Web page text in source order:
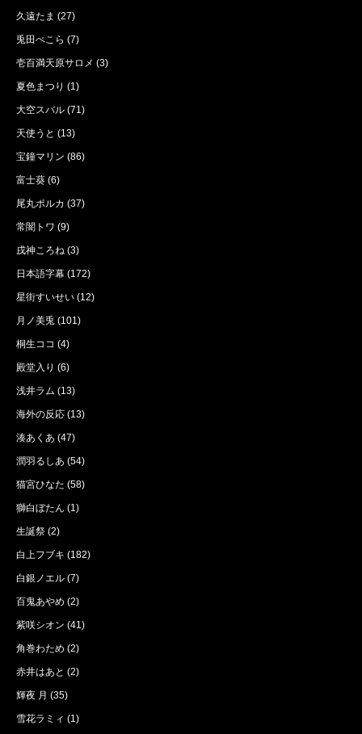
久遠たま (27)
兎田ぺこら (7)
壱百満天原サロメ (3)
夏色まつり (1)
大空スバル (71)
天使うと (13)
宝鐘マリン (86)
富士葵 (6)
尾丸ポルカ (37)
常闇トワ (9)
戌神ころね (3)
日本語字幕 (172)
星街すいせい (12)
月ノ美兎 (101)
桐生ココ (4)
殿堂入り (6)
浅井ラム (13)
海外の反応 (13)
湊あくあ (47)
潤羽るしあ (54)
猫宮ひなた (58)
獅白ぼたん (1)
生誕祭 (2)
白上フブキ (182)
白銀ノエル (7)
百鬼あやめ (2)
紫咲シオン (41)
角巻わため (2)
赤井はあと (2)
輝夜 月 (35)
雪花ラミィ (1)